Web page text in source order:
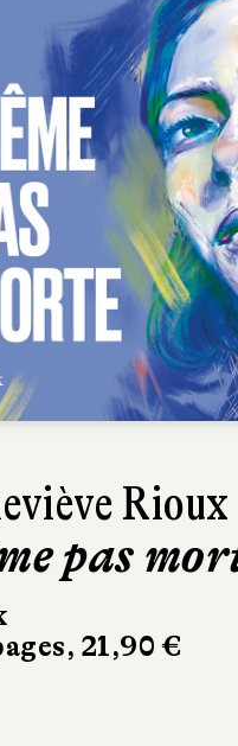
Rioux
pas
21,90 €